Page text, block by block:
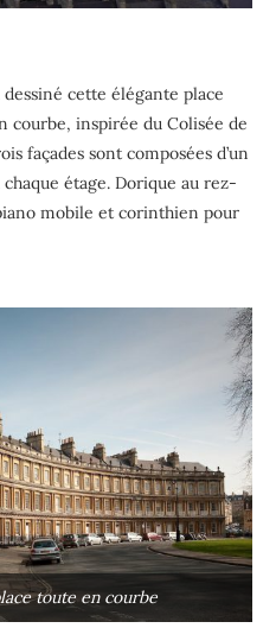
dessiné cette élégante place
courbe, inspirée du Colisée de
façades sont composées d’un
étage. Dorique au rez-
mobile et corinthien pour
toute en courbe